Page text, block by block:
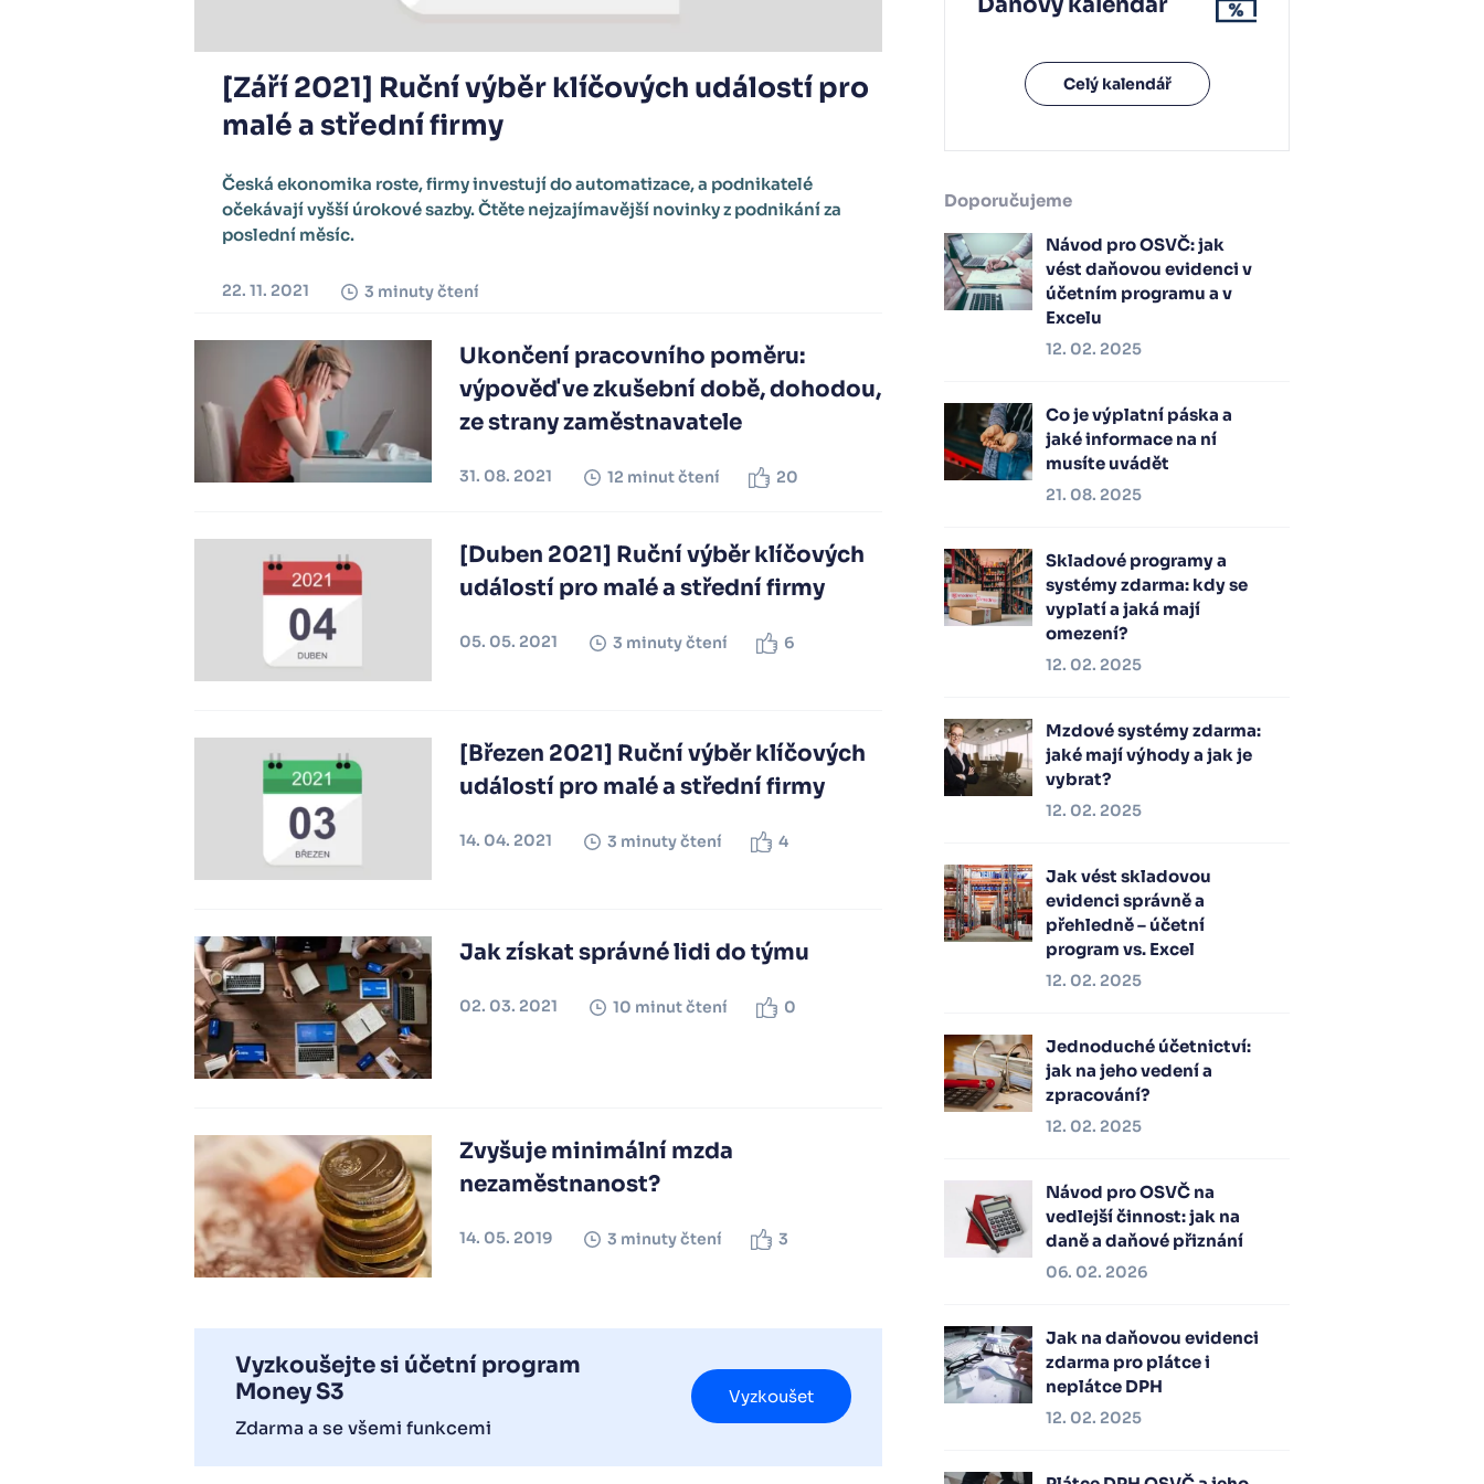
[Září 2021] Ruční výběr klíčových událostí pro
malé a střední firmy
Česká ekonomika roste, firmy investují do automatizace, a podnikatelé
očekávají vyšší úrokové sazby. Čtěte nejzajímavější novinky z podnikání za
poslední měsíc.
22. 11. 2021 3 minuty čtení
Ukončení pracovního poměru:
výpověď ve zkušební době, dohodou,
ze strany zaměstnavatele
31. 08. 2021 12 minut čtení 20
[Duben 2021] Ruční výběr klíčových
událostí pro malé a střední firmy
05. 05. 2021 3 minuty čtení 6
[Březen 2021] Ruční výběr klíčových
událostí pro malé a střední firmy
14. 04. 2021 3 minuty čtení 4
Jak získat správné lidi do týmu
02. 03. 2021 10 minut čtení 0
Zvyšuje minimální mzda
nezaměstnanost?
14. 05. 2019 3 minuty čtení 3
Vyzkoušejte si účetní program
Money S3
Zdarma a se všemi funkcemi
Vyzkoušet
Celý kalendář
Doporučujeme
Návod pro OSVČ: jak
vést daňovou evidenci v
účetním programu a v
Excelu
12. 02. 2025
Co je výplatní páska a
jaké informace na ní
musíte uvádět
21. 08. 2025
Skladové programy a
systémy zdarma: kdy se
vyplatí a jaká mají
omezení?
12. 02. 2025
Mzdové systémy zdarma:
jaké mají výhody a jak je
vybrat?
12. 02. 2025
Jak vést skladovou
evidenci správně a
přehledně – účetní
program vs. Excel
12. 02. 2025
Jednoduché účetnictví:
jak na jeho vedení a
zpracování?
12. 02. 2025
Návod pro OSVČ na
vedlejší činnost: jak na
daně a daňové přiznání
06. 02. 2026
Jak na daňovou evidenci
zdarma pro plátce i
neplátce DPH
12. 02. 2025